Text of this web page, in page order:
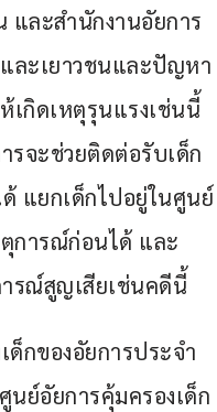
และสำนักงานอัยการ
ละเยาวชนและปัญหา
เกิดเหตุรุนแรงเช่นนี้
รจะช่วยติดต่อรับเด็ก
แยกเด็กไปอยู่ในศูนย์
การณ์ก่อนได้ และ
รณ์สูญเสียเช่นคดีนี้
กของอัยการประจำ
นย์อัยการคุ้มครองเด็ก